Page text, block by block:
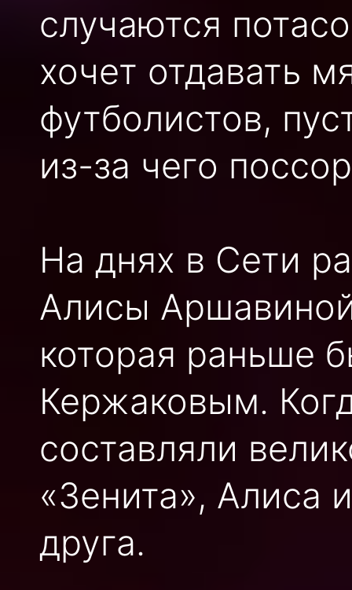
случаются
хочет отдавать
футболистов,
из-за чего
На днях в Сети
Алисы
которая раньше
Кержаковым.
составляли
«Зенита», Алиса
друга.